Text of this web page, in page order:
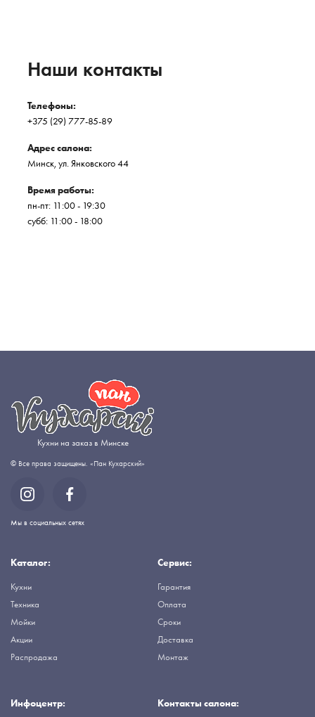
Наши контакты
Телефоны:
+375 (29) 777-85-89
Адрес салона:
Минск, ул. Янковского 44
Время работы:
пн-пт: 11:00 - 19:30
субб: 11:00 - 18:00
Кухни на заказ в Минске
© Все права защищены. «Пан Кухарский»
Мы в социальных сетях
Каталог:
Кухни
Техника
Мойки
Акции
Распродажа
Сервис:
Гарантия
Оплата
Сроки
Доставка
Монтаж
Инфоцентр: Контакты салона: